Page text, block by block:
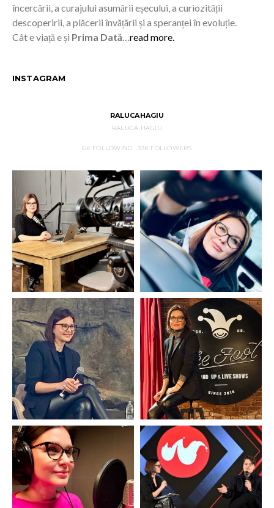
încercării, a curajului asumării eșecului, a curiozității
descoperirii, a plăcerii învățării și a speranței în evoluție.
Cât e viață e și Prima Dată…read more.
INSTAGRAM
RALUCAHAGIU
RALUCA HAGIU
6KFOLLOWING 33K FOLLOWERS